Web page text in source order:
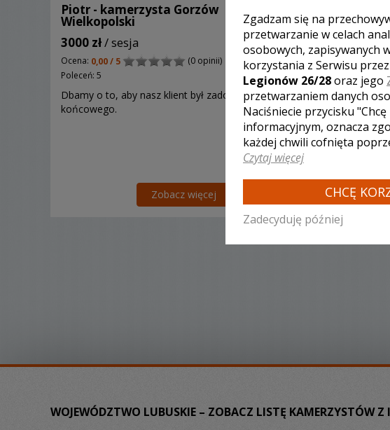
Piotr - kamerzysta Gorzów
Wielkopolski
3000 zł/ sesja
Ocena: 0,00 / 5
(0 opinii)
Poleceń: 5
Dbamy o to, aby nasz klient był zadowolony z efektu
końcowego.
Zobacz więcej
WOJEWÓDZTWO LUBUSKIE – ZOBACZ LISTĘ KAMERZYSTÓW
Zgadzam się na
przetwarzanie w celach
osobowych, zapisywanych
korzystania z Serwisu przez
Legionów 26/28oraz jego
przetwarzaniem danych
Naciśniecie przycisku
informacyjnym, oznacza
każdej chwili cofnięta
Czytaj więcej
CHCĘ
Zadecyduję później